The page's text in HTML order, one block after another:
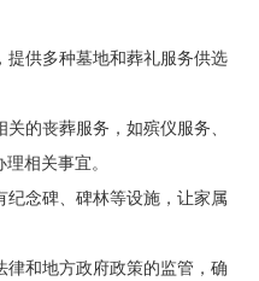
供多种墓地和葬礼服务供选
的丧葬服务，如殡仪服务、
相关事宜。
念碑、碑林等设施，让家属
和地方政府政策的监管，确